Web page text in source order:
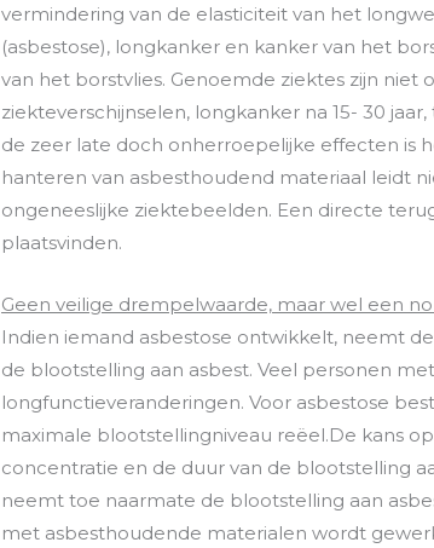
vermindering van de elasticiteit van het
(asbestose), longkanker en kanker van het
van het borstvlies. Genoemde ziektes zijn niet
ziekteverschijnselen, longkanker na 15- 30
de zeer late doch onherroepelijke effecten is
hanteren van asbesthoudend materiaal leidt
ongeneeslijke ziektebeelden. Een directe
plaatsvinden.
Geen veilige drempelwaarde, maar wel een
Indien iemand asbestose ontwikkelt, neemt
de blootstelling aan asbest. Veel personen
longfunctieveranderingen. Voor asbestose
maximale blootstellingniveau reëel.De kans
concentratie en de duur van de blootstelling
neemt toe naarmate de blootstelling aan
met asbesthoudende materialen wordt